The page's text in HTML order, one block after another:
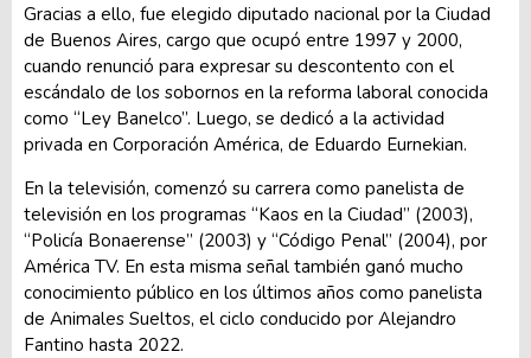
Gracias a ello, fue elegido diputado nacional por la Ciudad
de Buenos Aires, cargo que ocupó entre 1997 y 2000,
cuando renunció para expresar su descontento con el
escándalo de los sobornos en la reforma laboral conocida
como “Ley Banelco”. Luego, se dedicó a la actividad
privada en Corporación América, de Eduardo Eurnekian.
En la televisión, comenzó su carrera como panelista de
televisión en los programas “Kaos en la Ciudad” (2003),
“Policía Bonaerense” (2003) y “Código Penal” (2004), por
América TV. En esta misma señal también ganó mucho
conocimiento público en los últimos años como panelista
de Animales Sueltos, el ciclo conducido por Alejandro
Fantino hasta 2022.